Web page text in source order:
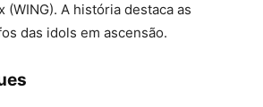
(WING). A história destaca as
das idols em ascensão.